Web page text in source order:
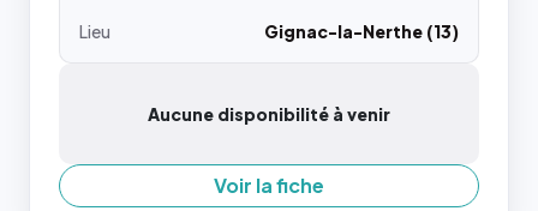
Lieu
Gignac-la-Nerthe (13)
Aucune disponibilité à venir
Voir la fiche